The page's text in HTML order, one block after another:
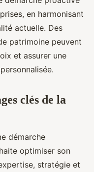
en harmonisant
actuelle. Des
patrimoine peuvent
et assurer une
clés de la
démarche
optimiser son
stratégie et